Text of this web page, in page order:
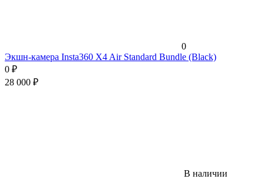
0
Экшн-камера Insta360 X4 Air Standard Bundle (Black)
0 ₽
28 000 ₽
В наличии